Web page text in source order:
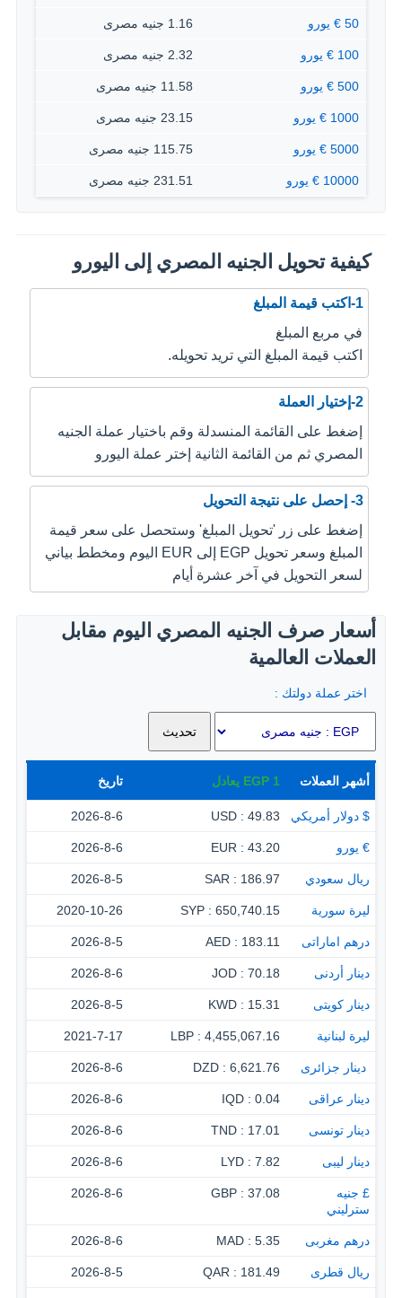
50 € يورو 1.16 جنيه مصرى
100 € يورو 2.32 جنيه مصرى
500 € يورو 11.58 جنيه مصرى
1000 € يورو 23.15 جنيه مصرى
5000 € يورو 115.75 جنيه مصرى
10000 € يورو 231.51 جنيه مصرى
كيفية تحويل الجنيه المصري إلى اليورو
1-اكتب قيمة المبلغ
في مربع المبلغ
اكتب قيمة المبلغ التي تريد تحويله.
2-إختيار العملة
إضغط على القائمة المنسدلة وقم باختيار عملة الجنيه
المصري ثم من القائمة الثانية إختر عملة اليورو
3- إحصل على نتيجة التحويل
إضغط على زر 'تحويل المبلغ' وستحصل على سعر قيمة
المبلغ وسعر تحويل EGP إلى EUR اليوم ومخطط بياني
لسعر التحويل في آخر عشرة أيام
أسعار صرف الجنيه المصري اليوم مقابل
العملات العالمية
اختر عملة دولتك :
أشهر العملات 1
EGP يعادل تاريخ
$ دولار أمريكي 49.83 : USD
2026-8-6
€ يورو 43.20 : EUR
2026-8-6
ريال سعودي 186.97 : SAR
2026-8-5
ليرة سورية 650,740.15 : SYP
2020-10-26
درهم اماراتى 183.11 : AED
2026-8-5
دينار أردنى 70.18 : JOD
2026-8-6
دينار كويتى 15.31 : KWD
2026-8-5
ليرة لبنانية 4,455,067.16 : LBP
2021-7-17
‏ دينار جزائرى 6,621.76 : DZD
2026-8-6
دينار عراقى 0.04 : IQD
2026-8-6
دينار تونسى 17.01 : TND
2026-8-6
دينار ليبى 7.82 : LYD
2026-8-6
£ جنيه
سترليني
37.08 : GBP
2026-8-6
درهم مغربى 5.35 : MAD
2026-8-6
ريال قطرى 181.49 : QAR
2026-8-5